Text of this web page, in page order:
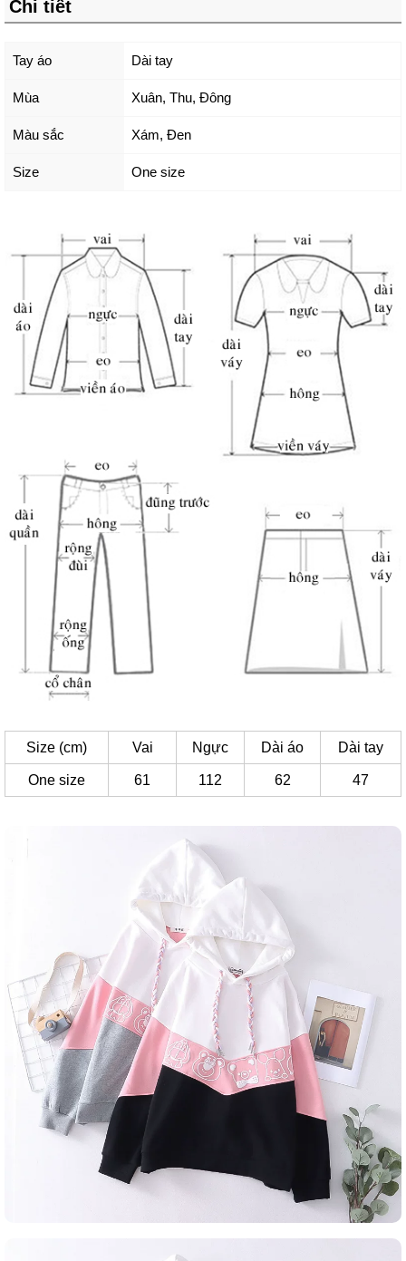
Chi tiết
Tay áo Dài tay
Mùa Xuân, Thu, Đông
Màu sắc Xám, Đen
Size One size
Size (cm) Vai Ngực Dài áo Dài tay
One size 61 112 62 47